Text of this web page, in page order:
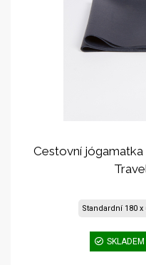
Cestovní
Standardní 180 x